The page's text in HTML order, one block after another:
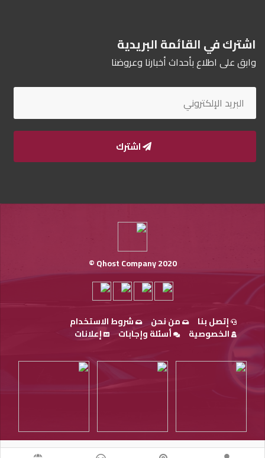
اشترك في القائمة البريدية
وابق على اطلاع بأحداث أخبارنا وعروضنا
اشترك
Qhost Company 2020 ©
إتصل بنا من نحن
شروط الاستخدام
الخصوصية
أسئلة وإجابات إعلانات